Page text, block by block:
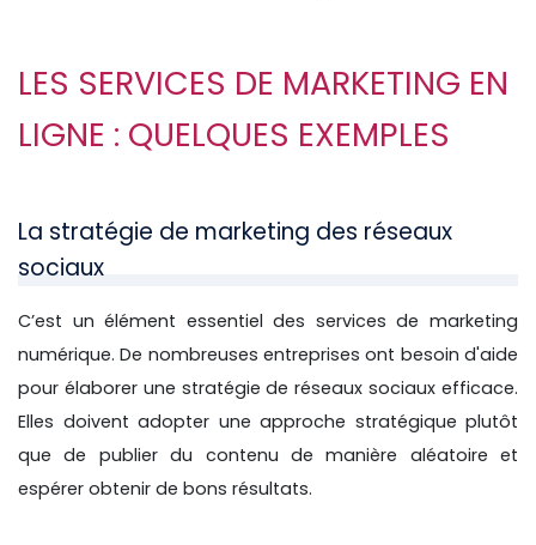
LES SERVICES DE MARKETING EN
LIGNE : QUELQUES EXEMPLES
La stratégie de marketing des réseaux
sociaux
C’est un élément essentiel des services de marketing
numérique. De nombreuses entreprises ont besoin d'aide
pour élaborer une stratégie de réseaux sociaux efficace.
Elles doivent adopter une approche stratégique plutôt
que de publier du contenu de manière aléatoire et
espérer obtenir de bons résultats.